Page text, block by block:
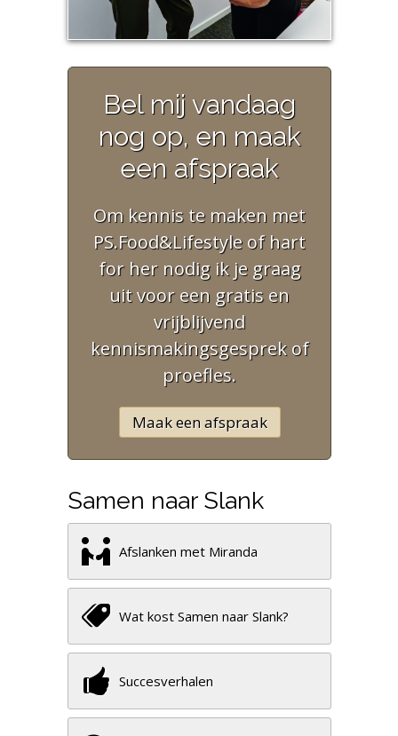
Bel mij vandaag
nog op, en maak
een afspraak
Om kennis te maken met
PS.Food&Lifestyle of hart
for her nodig ik je graag
uit voor een gratis en
vrijblijvend
kennismakingsgesprek of
proefles.
Maak een afspraak
Samen naar Slank
Afslanken met Miranda
Wat kost Samen naar Slank?
Succesverhalen